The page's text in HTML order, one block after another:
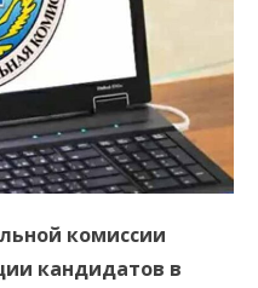
комиссии
кандидатов в